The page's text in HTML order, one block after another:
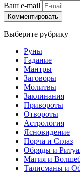
Ваш e-mail
Комментировать
Выберите рубрику
Руны
Гадание
Мантры
Заговоры
Молитвы
Заклинания
Привороты
Отвороты
Астрология
Ясновидение
Порча и Сглаз
Обряды и
Магия и
Талисманы и